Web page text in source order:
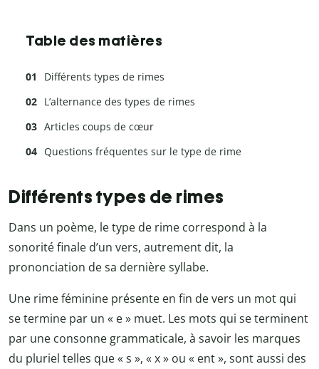
Table des matières
Différents types de rimes
L’alternance des types de rimes
Articles coups de cœur
Questions fréquentes sur le type de rime
Différents types de rimes
Dans un poème, le type de rime correspond à la
sonorité finale d’un vers, autrement dit, la
prononciation de sa dernière syllabe.
Une rime féminine présente en fin de vers un mot qui
se termine par un « e » muet. Les mots qui se terminent
par une consonne grammaticale, à savoir les marques
du pluriel telles que « s », « x » ou « ent », sont aussi des